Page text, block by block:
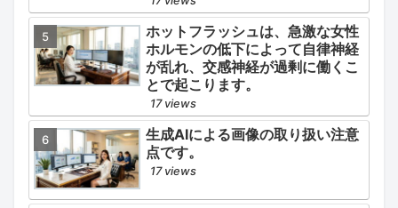
ホットフラッシュは、急激な女性
ホルモンの低下によって自律神経
が乱れ、交感神経が過剰に働くこ
とで起こります。
17 views
生成AIによる画像の取り扱い注意
点です。
17 views